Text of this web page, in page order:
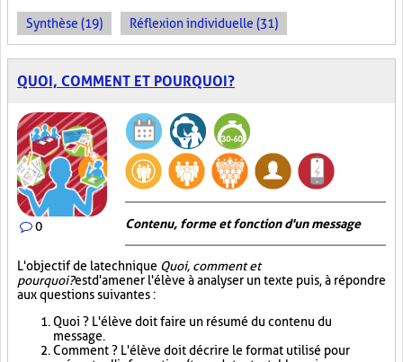
Synthèse (19) Réflexion individuelle (31)
QUOI, COMMENT ET POURQUOI?
0 Contenu, forme et fonction d'un message
L'objectif de la technique Quoi, comment et
pourquoi?est d'amener l'élève à analyser un texte puis, à répondre
aux questions suivantes :
Quoi ? L'élève doit faire un résumé du contenu du
message.
Comment ? L'élève doit décrire le format utilisé pour